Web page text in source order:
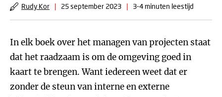
Rudy Kor | 25 september 2023 | 3-4 minuten leestijd
In elk boek over het managen van projecten staat
dat het raadzaam is om de omgeving goed in
kaart te brengen. Want iedereen weet dat er
zonder de steun van interne en externe